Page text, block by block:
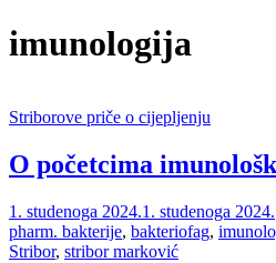
imunologija
Striborove priče o cijepljenju
O početcima
1. studenoga 2024.1. studenoga 2024.
pharm. bakterije, bakteriofag,
Stribor, stribor marković